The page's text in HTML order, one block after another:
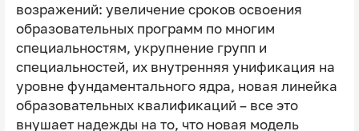
возражений: увеличение сроков освоения
образовательных программ по многим
специальностям, укрупнение групп и
специальностей, их внутренняя унификация на
уровне фундаментального ядра, новая линейка
образовательных квалификаций – все это
внушает надежды на то, что новая модель